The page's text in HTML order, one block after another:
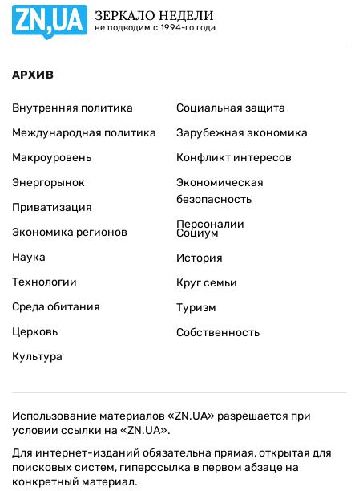
ЗЕРКАЛО НЕДЕЛИ
не подводим с 1994-го года
АРХИВ
Внутренняя политика
Международная политика
Макроуровень
Энергорынок
Приватизация
Экономика регионов
Социальная защита
Зарубежная экономика
Конфликт интересов
Экономическая
безопасность
Персоналии
Наука
Технологии
Среда обитания
Церковь
Культура
Социум
История
Круг семьи
Туризм
Собственность
Использование материалов «ZN.UA» разрешается при
условии ссылки на «ZN.UA».
Для интернет-изданий обязательна прямая, открытая для
поисковых систем, гиперссылка в первом абзаце на
конкретный материал.